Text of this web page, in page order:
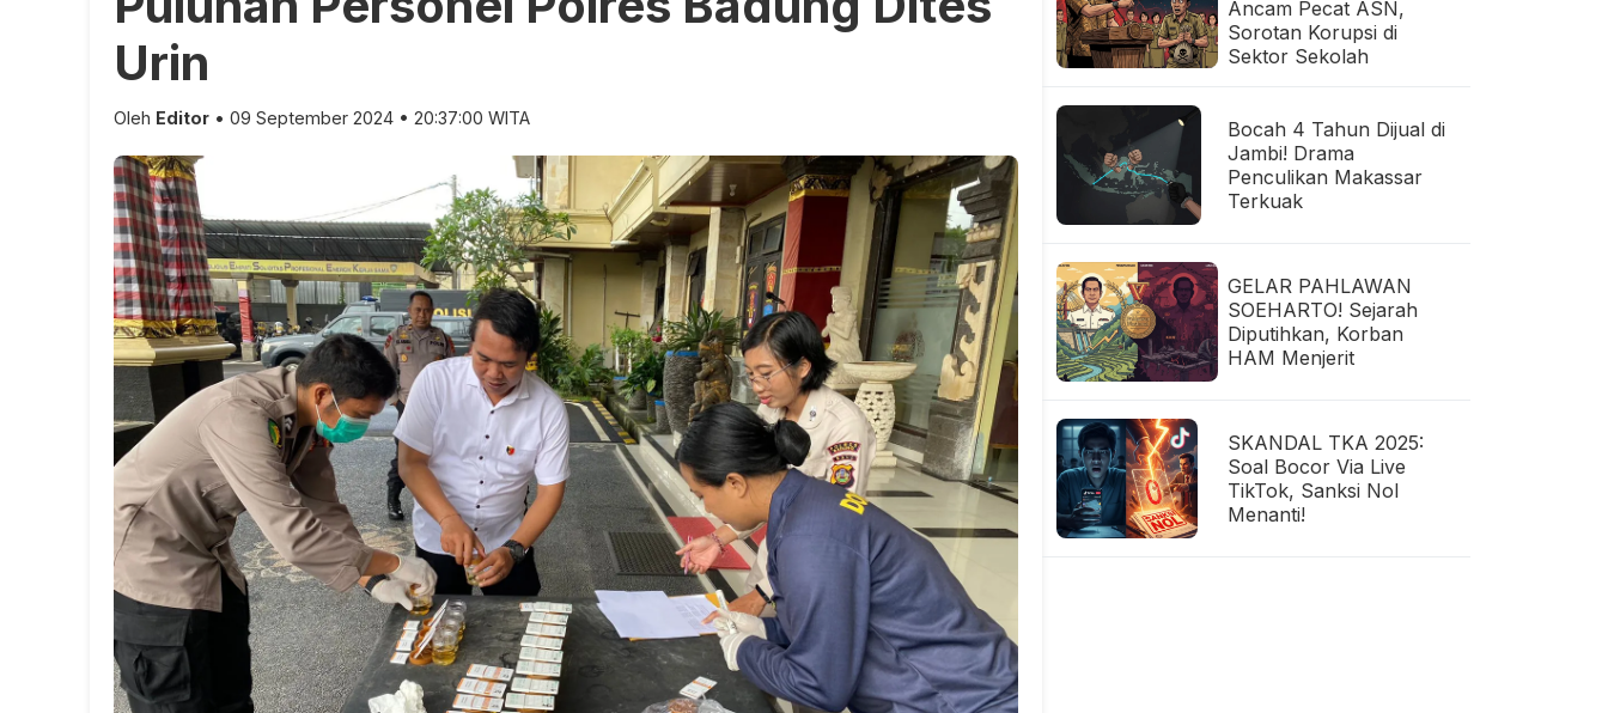
Urin
Oleh Editor • 09 September 2024 • 20:37:00 WITA
Ancam Pecat ASN,
Sorotan Korupsi di
Sektor Sekolah
Bocah 4 Tahun Dijual di
Jambi! Drama
Penculikan Makassar
Terkuak
GELAR PAHLAWAN
SOEHARTO! Sejarah
Diputihkan, Korban
HAM Menjerit
SKANDAL TKA 2025:
Soal Bocor Via Live
TikTok, Sanksi Nol
Menanti!